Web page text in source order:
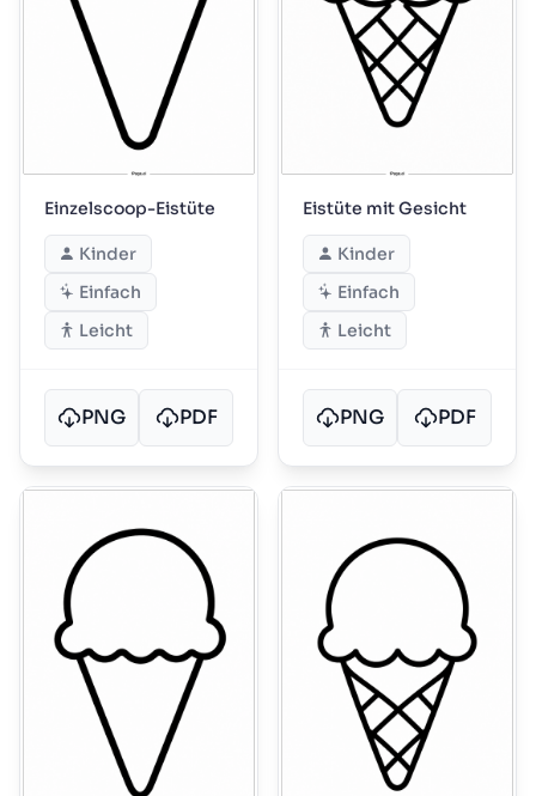
Einzelscoop-Eistüte
Kinder
Einfach
Leicht
PNG PDF
Eistüte mit Gesicht
Kinder
Einfach
Leicht
PNG PDF